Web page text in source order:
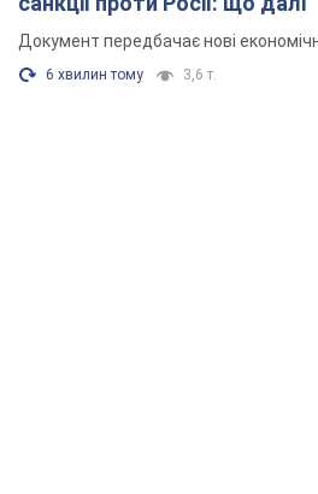
Документ передбачає нові
6 хвилин тому 3,6 т.